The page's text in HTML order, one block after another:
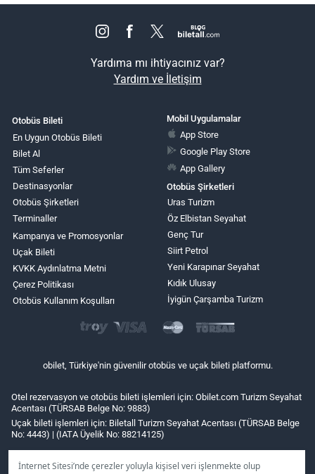
İnternet Sitesi’nde çerezler yoluyla kişisel veri işlenmekte olup
Yardıma mı ihtiyacınız var?
Yardım ve İletişim
Otobüs Bileti
En Uygun Otobüs Bileti
Bilet Al
Tüm Seferler
Destinasyonlar
Otobüs Şirketleri
Terminaller
Kampanya ve Promosyonlar
Uçak Bileti
KVKK Aydınlatma Metni
Çerez Politikası
Otobüs Kullanım Koşulları
Mobil Uygulamalar
App Store
Google Play Store
App Gallery
Otobüs Şirketleri
Uras Turizm
Öz Elbistan Seyahat
Genç Tur
Siirt Petrol
Yeni Karapınar Seyahat
Kıdık Ulusay
İyigün Çarşamba Turizm
obilet, Türkiye'nin güvenilir otobüs ve uçak bileti platformu.
Otel rezervasyon ve otobüs bileti işlemleri için: Obilet.com Turizm Seyahat
Acentası (TÜRSAB Belge No: 9883)
Uçak bileti işlemleri için: Biletall Turizm Seyahat Acentası (TÜRSAB Belge
No: 4443) | (IATA Üyelik No: 88214125)